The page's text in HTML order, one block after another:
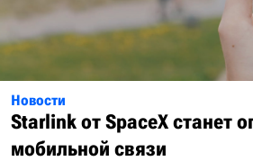
Новости
Starlink от SpaceX станет
мобильной связи